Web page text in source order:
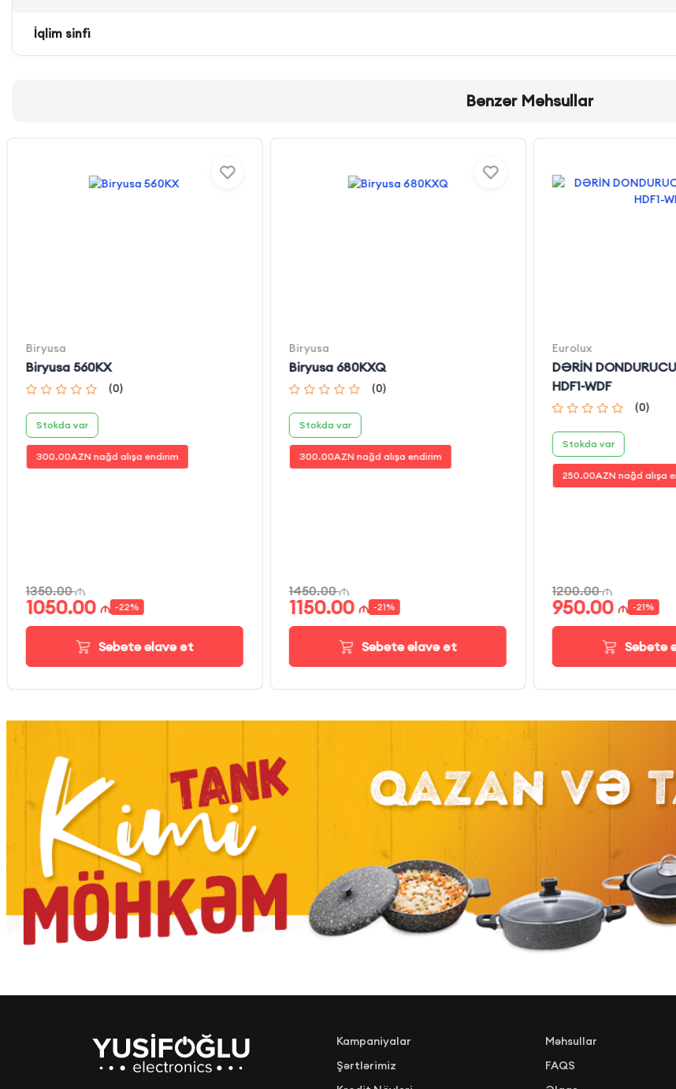
İqlim sinfi
Bənzər Məhsullar
Biryusa
Biryusa 560KX
(0)
Stokda var
300.00AZN nağd alışa endirim
1350.00
1050.00 -22%
Səbətə əlavə et
Biryusa
Biryusa 680KXQ
(0)
Stokda var
300.00AZN nağd alışa endirim
1450.00
1150.00 -21%
Səbətə əlavə et
Eurolux
DƏRİN
HDF1-WDF
(0)
Stokda var
250.00AZN nağd alışa
1200.00
950.00 -21%
Səbətə
Kampaniyalar
Şərtlərimiz
Məhsullar
FAQS